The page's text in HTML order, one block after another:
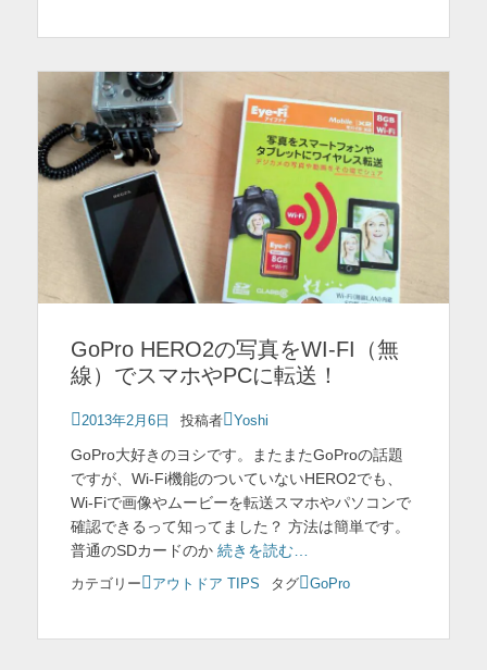
GoPro HERO2の写真をWI-FI（無
線）でスマホやPCに転送！
投
日
2013年2月6日 投稿者 Yoshi
GoPro大好きのヨシです。またまたGoProの話題
ですが、Wi-Fi機能のついていないHERO2でも、
Wi-Fiで画像やムービーを転送スマホやパソコンで
確認できるって知ってました？ 方法は簡単です。
普通のSDカードのか 続きを読む…
カテゴリー アウトドア TIPS タグ GoPro